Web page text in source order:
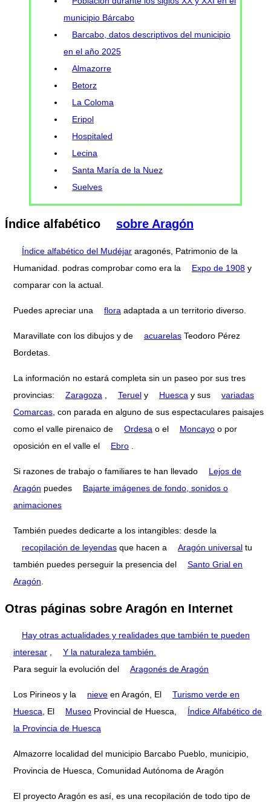
municipio Bárcabo
Barcabo, datos descriptivos del municipio
en el año 2025
Almazorre
Betorz
La Coloma
Eripol
Hospitaled
Lecina
Santa María de la Nuez
Suelves
Índice alfabético sobre Aragón
Índice alfabético del Mudéjar aragonés, Patrimonio de la
Humanidad. podras comprobar como era la
Expo de 1908 y
comparar con la actual.
Puedes apreciar una flora adaptada a un territorio diverso.
Maravillate con los dibujos y de acuarelas Teodoro Pérez
Bordetas.
La información no estará completa sin un paseo por sus tres
provincias:
Zaragoza Teruel y Huesca y sus
variadas
Comarcas , con parada en alguno de sus espectaculares paisajes
como el valle pirenaico de
Ordesa o el Moncayo o por
oposición en el valle el
Ebro
Si razones de trabajo o familiares te han llevado
Lejos de
Aragón puedes
Bajarte imágenes de fondo, sonidos o
animaciones
También puedes dedicarte a los intangibles: desde la
recopilación de leyendas que hacen a Aragón universal tu
también puedes perseguir la presencia del
Santo Grial en
Aragón
Otras páginas sobre Aragón en Internet
Hay otras actualidades y realidades que también te pueden
interesar ,
Y la naturaleza también.
Para seguir la evolución del
Aragonés de Aragón
Los Pirineos y la nieve en Aragón, El
Turismo verde en
Huesca, El Museo Provincial de Huesca,
Índice Alfabético de
la Provincia de Huesca
Almazorre localidad del municipio Barcabo Pueblo, municipio,
Provincia de Huesca, Comunidad Autónoma de Aragón
El proyecto Aragón es así, es una recopilación de todo tipo de